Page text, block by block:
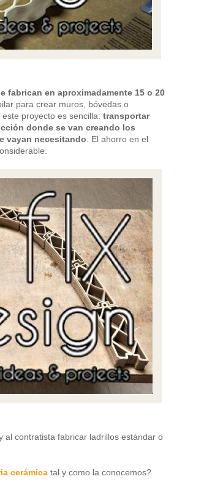
fabrican en aproximadamente 15 o 20
para crear muros, bóvedas o
proyecto es sencilla: transportar
donde se van creando los
vayan necesitando . El ahorro en el
al contratista fabricar ladrillos estándar o
cerámica tal y como la conocemos?